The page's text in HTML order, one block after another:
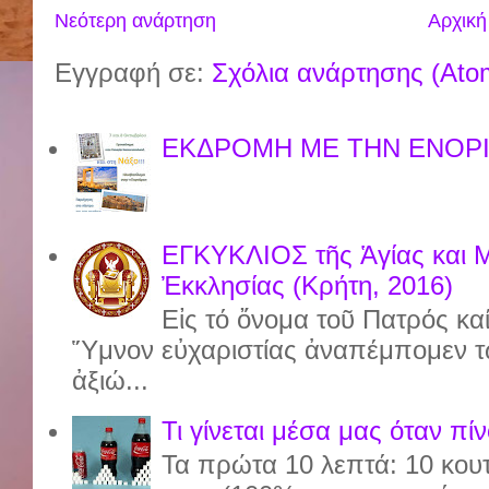
Νεότερη ανάρτηση
Εγγραφή σε: Σχόλια ανάρτησης
ΕΚΔΡΟΜΗ ΜΕ ΤΗΝ
ΕΓΚΥΚΛΙΟΣ τῆς Ἁγίας και
Ἐκκλησίας (Κρήτη, 2016)
Εἰς τό ὄνομα τοῦ Πατρός
Ὕμνον εὐχαριστίας
ἀξιώ...
Τι γίνεται μέσα μας όταν
Τα πρώτα 10 λεπτά: 10